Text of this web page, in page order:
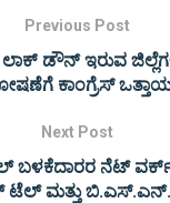
Previous Post
ಲಾಕ್ ಡೌನ್ ಇರುವ
ಕಾಂಗ್ರೆಸ್
Next Post
ಬಳಕೆದಾರರ ನೆಟ್
ಮತ್ತು